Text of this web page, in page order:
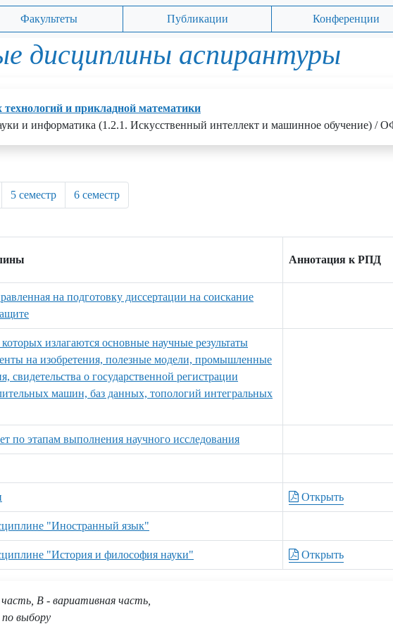
Факультеты Публикации Конференции
дисциплины аспирантуры
и прикладной математики
и информатика (1.2.1. Искусственный интеллект и машинное обучение) /
5 семестр 6 семестр
Аннотация к РПД
на подготовку диссертации на соискание
излагаются основные научные результаты
на изобретения, полезные модели, промышленные
свидетельства о государственной регистрации
машин, баз данных, топологий интегральных
по этапам выполнения научного исследования
Открыть
"Иностранный язык"
"История и философия науки" Открыть
В - вариативная часть,
выбору